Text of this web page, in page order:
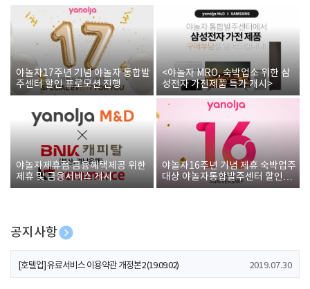
야놀자17주년 기념 야놀자 통합발
주센터 할인 프로모션 진행
<야놀자 MRO, 숙박업소 위한 삼
성전자 가전제품 특가 개시>
야놀자제휴점 금융혜택제공 위한
제휴 및 금융서비스 게시
야놀자16주년 기념 제휴 숙박업주
대상 야놀자통합발주센터 할인쿠
폰 증정
공지사항
[호텔업] 개인정보 처리방침 개정본1 (19.09.02)
[호텔업] 유료서비스 이용약관 개정본2 (19.09.02) 2019.07.30